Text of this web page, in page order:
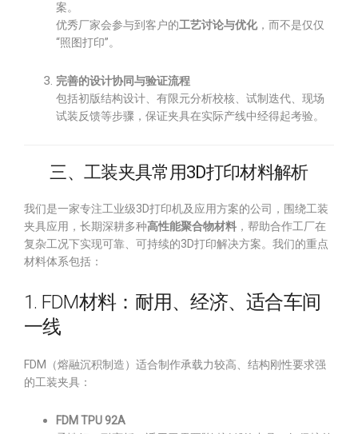
案。
优秀厂家会参与到客户的工艺讨论与优化，而不是仅仅
“照图打印”。
完善的设计协同与验证流程
包括初版结构设计、有限元分析校核、试制迭代、现场
试装反馈等步骤，保证夹具在实际产线中经得起考验。
三、工装夹具常用3D打印材料解析
我们是一家专注工业级3D打印机及应用方案的公司，围绕工装
夹具应用，长期深耕多种高性能聚合物材料 ，帮助合作工厂在
复杂工况下实现可靠、可持续的3D打印解决方案。我们的重点
材料体系包括：
1. FDM材料：耐用、经济、适合车间
一线
FDM（熔融沉积制造）适合制作承载力较高、结构刚性要求强
的工装夹具：
FDM TPU 92A